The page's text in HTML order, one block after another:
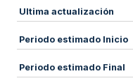
Ultima actualización
Periodo estimado Inicio
Periodo estimado Final